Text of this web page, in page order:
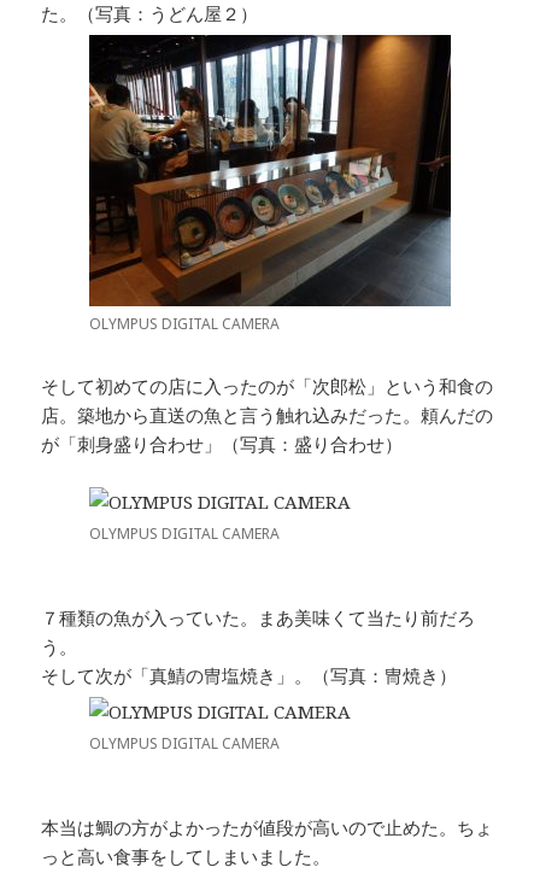
た。（写真：うどん屋２）
OLYMPUS DIGITAL CAMERA
そして初めての店に入ったのが「次郎松」という和食の
店。築地から直送の魚と言う触れ込みだった。頼んだの
が「刺身盛り合わせ」（写真：盛り合わせ）
OLYMPUS DIGITAL CAMERA
７種類の魚が入っていた。まあ美味くて当たり前だろ
う。
そして次が「真鯖の冑塩焼き」。（写真：冑焼き）
OLYMPUS DIGITAL CAMERA
本当は鯛の方がよかったが値段が高いので止めた。ちょ
っと高い食事をしてしまいました。